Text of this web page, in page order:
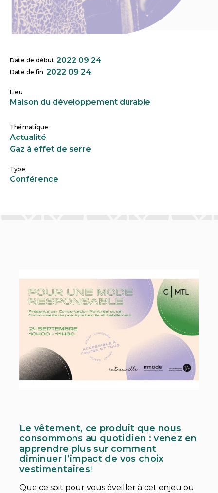
Date de début 2022 09 24
Date de fin 2022 09 24
Lieu
Maison du développement durable
Thématique
Actualité
Gaz à effet de serre
Type
Conférence
Le vêtement, ce produit que nous
consommons au quotidien : venez en
apprendre plus sur comment
diminuer l’impact de vos choix
vestimentaires!
Que ce soit pour vous éveiller à cet enjeu ou